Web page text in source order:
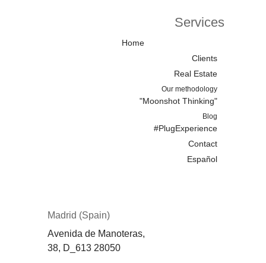
Madrid (Spain)
Avenida de Manoteras,
38, D_613 28050
Services
Home
Clients
Real Estate
Our methodology
"Moonshot Thinking"
Blog
#PlugExperience
Contact
Español